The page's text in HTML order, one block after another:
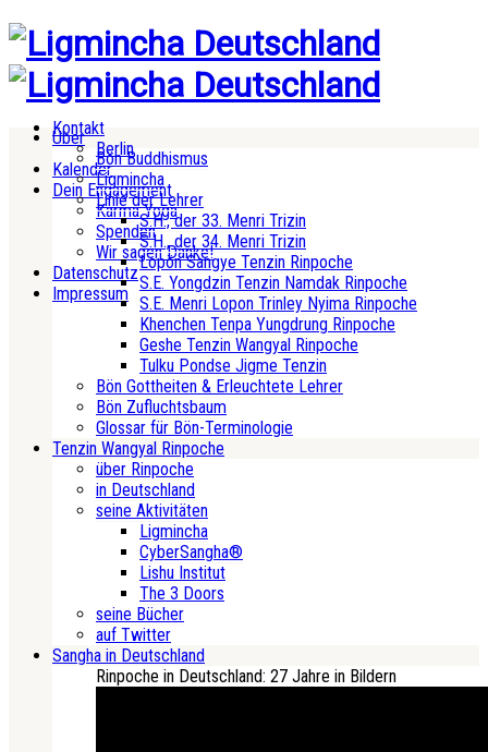
Kontakt
Berlin
Kalender
Dein Engagement
Karma Yoga
Spenden
Wir sagen Danke!
Datenschutz
Impressum
Über
Bön Buddhismus
Ligmincha
Linie der Lehrer
S.H., der 33. Menri Trizin
S.H., der 34. Menri Trizin
Lopön Sangye Tenzin Rinpoche
S.E. Yongdzin Tenzin Namdak Rinpoche
S.E. Menri Lopon Trinley Nyima Rinpoche
Khenchen Tenpa Yungdrung Rinpoche
Geshe Tenzin Wangyal Rinpoche
Tulku Pondse Jigme Tenzin
Bön Gottheiten & Erleuchtete Lehrer
Bön Zufluchtsbaum
Glossar für Bön-Terminologie
Tenzin Wangyal Rinpoche
über Rinpoche
in Deutschland
seine Aktivitäten
Ligmincha
CyberSangha®
Lishu Institut
The 3 Doors
seine Bücher
auf Twitter
Sangha in Deutschland
Rinpoche in Deutschland: 27 Jahre in Bildern